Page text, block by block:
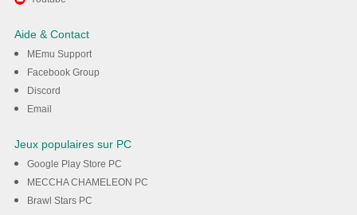
HiTV - HD Drama, Film, TV
Show sur votre ordinateur
Aide & Contact
MEmu Support
Facebook Group
Discord
Email
Jeux populaires sur PC
Google Play Store PC
MECCHA CHAMELEON PC
Brawl Stars PC